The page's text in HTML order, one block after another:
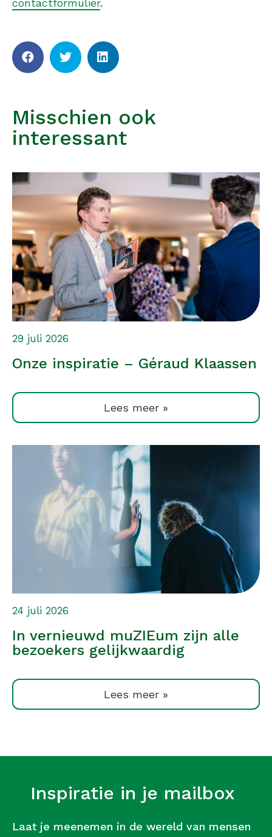
contactformulier.
Misschien ook
interessant
Onze inspiratie – Géraud Klaassen
29 juli 2026
Lees meer »
In vernieuwd muZIEum zijn alle
bezoekers gelijkwaardig
24 juli 2026
Lees meer »
Inspiratie in je mailbox
Laat je meenemen in de wereld van mensen